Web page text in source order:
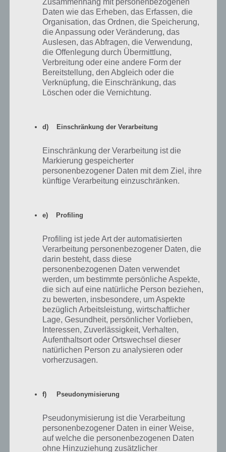
sich jedoch negativ auf die Zufriedenheit auswirkt. Ein
es aber problemlos auch höher stellen
weitere Gebiete kostenlos freischalten kannst, was jedoch stets 30
Minuten dauert und maximal 2 Gebiete zur gleichen Zeit freischalten
kannst. Sorge also stets dafür neue Gebiete freizuschalten, wenn du
am Smartphone / Tablet bist, um schnell auch die Gebiete am Rand
zu bekommen. Diese sind nämlich von der Fläche her deutlich
größer und du so auch deutlich größere Metropolen bauen kannst
als bei deinen ersten Versuchen.
Wie kann ich nochmal von vorne beginnen?
Hast du dich beim Bau von TheoTown vertan, bist Pleite oder
kommst einfach nicht weiter? Dann gehe in die Regionsübersicht,
Haben Städte in der Region Einfluss auf
andere?
Nein! Jede Stadt ist in sich gekapselt, es gibt also keinen Austausch
Daten wie das Erheben, das Erfassen, die
Organisation, das Ordnen, die Speicherung,
die Anpassung oder Veränderung, das
Auslesen, das Abfragen, die Verwendung,
die Offenlegung durch Übermittlung,
Verbreitung oder eine andere Form der
Bereitstellung, den Abgleich oder die
Verknüpfung, die Einschränkung, das
Löschen oder die Vernichtung.
d) Einschränkung der Verarbeitung
Einschränkung der Verarbeitung ist die
Markierung gespeicherter
personenbezogener Daten mit dem Ziel, ihre
künftige Verarbeitung einzuschränken.
e) Profiling
Profiling ist jede Art der automatisierten
Verarbeitung personenbezogener Daten, die
darin besteht, dass diese
personenbezogenen Daten verwendet
werden, um bestimmte persönliche Aspekte,
die sich auf eine natürliche Person beziehen,
zu bewerten, insbesondere, um Aspekte
bezüglich Arbeitsleistung, wirtschaftlicher
Lage, Gesundheit, persönlicher Vorlieben,
Interessen, Zuverlässigkeit, Verhalten,
Aufenthaltsort oder Ortswechsel dieser
natürlichen Person zu analysieren oder
vorherzusagen.
f) Pseudonymisierung
Pseudonymisierung ist die Verarbeitung
personenbezogener Daten in einer Weise,
auf welche die personenbezogenen Daten
ohne Hinzuziehung zusätzlicher